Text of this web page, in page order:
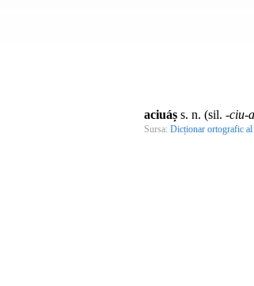
aciuáș s. n. (sil. -ciu-
Sursa: Dicționar ortografic